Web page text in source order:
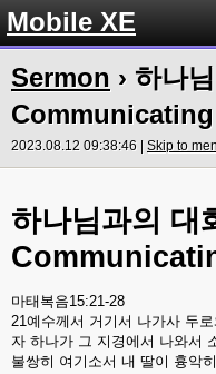
Mobile XE
Sermon › 하나
2023.08.12 09:38:46 | Skip to
하나님과의 대
마태복음15:21-28
21예수께서 거기서 나가사 두
자 하나가 그 지경에서 나와서
불쌍히 여기소서 내 딸이 흉악히